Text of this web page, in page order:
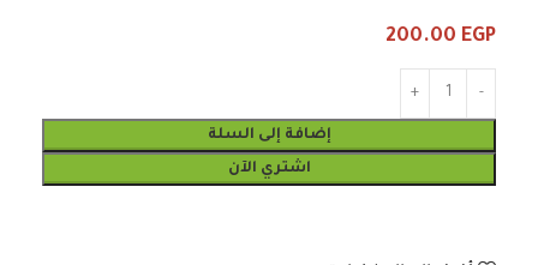
200.00 EGP
إضافة إلى السلة
اشتري الآن